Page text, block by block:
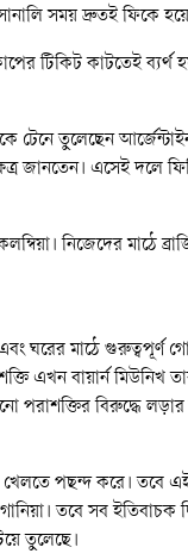
সময় দ্রুতই ফিকে
টিকিট কাটতেই
টেনে তুলেছেন
জানতেন। এসেই দলে
নিজেদের মাঠে
ঘরের মাঠে
এখন বায়ার্ন
পরাশক্তির বিরুদ্ধে
পছন্দ করে। তবে
তবে সব ইতিবাচক
তুলেছে।